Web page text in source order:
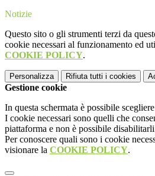
Notizie
Questo sito o gli strumenti terzi da
cookie necessari al funzionamento ed
COOKIE POLICY.
Personalizza Rifiuta tutti i cookies
Gestione cookie
In questa schermata è possibile
I cookie necessari sono quelli che
piattaforma e non è possibile
Per conoscere quali sono i cookie
visionare la COOKIE POLICY.